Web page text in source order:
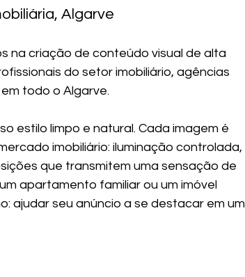
Algarve
na criação de conteúdo visual de alta
do setor imobiliário, agências
todo o Algarve.
estilo limpo e natural. Cada imagem é
imobiliário: iluminação controlada,
que transmitem uma sensação de
apartamento familiar ou um imóvel
ajudar seu anúncio a se destacar em um